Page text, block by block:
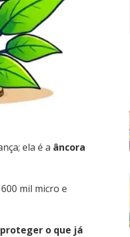
ela é a âncora
mil micro e
proteger o que já